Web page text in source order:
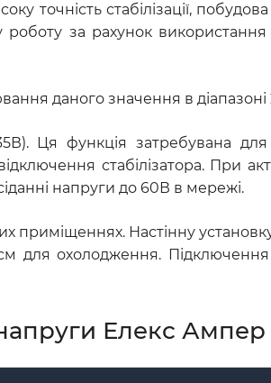
точність стабілізації,
за рахунок використання
даного значення в
Ця функція затребувана
стабілізатора. При
напруги до 60В в мережі.
приміщеннях. Настінну
для охолодження. Підключення
Елекс